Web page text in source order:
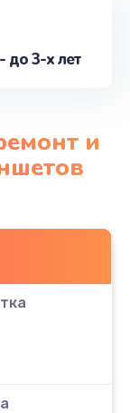
до 3-х лет
и